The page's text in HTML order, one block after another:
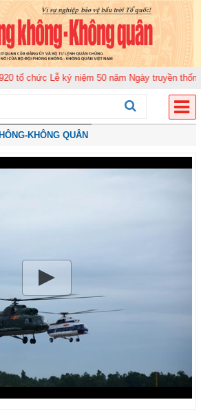
niệm 50 năm Ngày truyền thống (12-11-1975/
KHÔNG QUÂN